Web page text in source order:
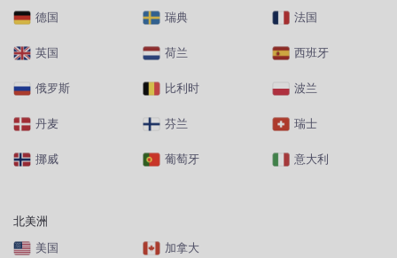
德国 瑞典 法国
英国 荷兰 西班牙
俄罗斯 比利时 波兰
丹麦 芬兰 瑞士
挪威 葡萄牙 意大利
北美洲
美国 加拿大